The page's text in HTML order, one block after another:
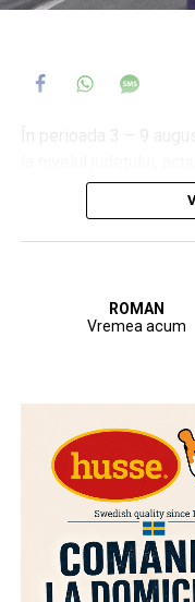
calendarului de
Polițiilor Rutiere,
circulație produse pe
rutier, utilizând
Viteza excesivă sau
reprezintă una dintre
accidente rutiere
adaptarea vitezei la
vreme pot face
siguranță și o tragedie.